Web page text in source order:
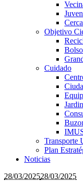
Objetivo
Cuidado
Transporte
Plan
Noticias
28/03/202528/03/2025